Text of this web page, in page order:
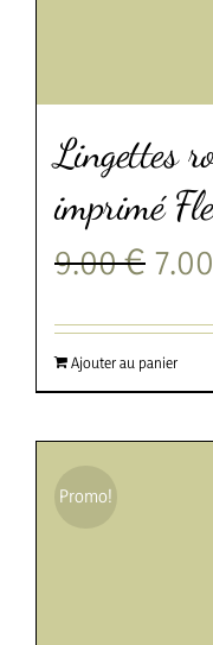
Lingettes
imprimé
9.00€ prix
était :
9.00 €.
7.00
Ajouter au panier
Promo!